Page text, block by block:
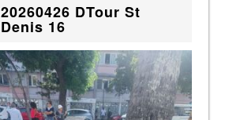
20260426 DTour St
Denis 16